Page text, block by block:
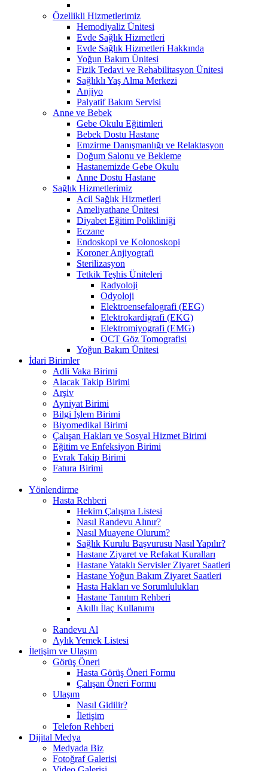
Özellikli Hizmetlerimiz
Hemodiyaliz Ünitesi
Evde Sağlık Hizmetleri
Evde Sağlık Hizmetleri Hakkında
Yoğun Bakım Ünitesi
Fizik Tedavi ve Rehabilitasyon Ünitesi
Sağlıklı Yaş Alma Merkezi
Anjiyo
Palyatif Bakım Servisi
Anne ve Bebek
Gebe Okulu Eğitimleri
Bebek Dostu Hastane
Emzirme Danışmanlığı ve Relaktasyon
Doğum Salonu ve Bekleme
Hastanemizde Gebe Okulu
Anne Dostu Hastane
Sağlık Hizmetlerimiz
Acil Sağlık Hizmetleri
Ameliyathane Ünitesi
Diyabet Eğitim Polikliniği
Eczane
Endoskopi ve Kolonoskopi
Koroner Anjiyografi
Sterilizasyon
Tetkik Teşhis Üniteleri
Radyoloji
Odyoloji
Elektroensefalografi (EEG)
Elektrokardigrafi (EKG)
Elektromiyografi (EMG)
OCT Göz Tomografisi
Yoğun Bakım Ünitesi
İdari Birimler
Adli Vaka Birimi
Alacak Takip Birimi
Arşiv
Ayniyat Birimi
Bilgi İşlem Birimi
Biyomedikal Birimi
Çalışan Hakları ve Sosyal Hizmet Birimi
Eğitim ve Enfeksiyon Birimi
Evrak Takip Birimi
Fatura Birimi
Yönlendirme
Hasta Rehberi
Hekim Çalışma Listesi
Nasıl Randevu Alınır?
Nasıl Muayene Olurum?
Sağlık Kurulu Başvurusu Nasıl Yapılır?
Hastane Ziyaret ve Refakat Kuralları
Hastane Yataklı Servisler Ziyaret Saatleri
Hastane Yoğun Bakım Ziyaret Saatleri
Hasta Hakları ve Sorumlulukları
Hastane Tanıtım Rehberi
Akıllı İlaç Kullanımı
Randevu Al
Aylık Yemek Listesi
İletişim ve Ulaşım
Görüş Öneri
Hasta Görüş Öneri Formu
Çalışan Öneri Formu
Ulaşım
Nasıl Gidilir?
İletişim
Telefon Rehberi
Dijital Medya
Medyada Biz
Fotoğraf Galerisi